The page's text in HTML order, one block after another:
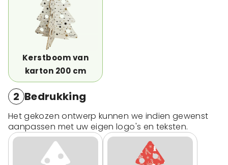
Kerstboom van
karton 200 cm
2 Bedrukking
Het gekozen ontwerp kunnen we indien gewenst
aanpassen met uw eigen logo's en teksten.